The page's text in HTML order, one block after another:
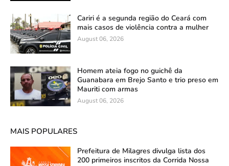
Cariri é a segunda região do Ceará com
mais casos de violência contra a mulher
August 06, 2026
Homem ateia fogo no guichê da
Guanabara em Brejo Santo e trio preso em
Mauriti com armas
August 06, 2026
MAIS POPULARES
Prefeitura de Milagres divulga lista dos
200 primeiros inscritos da Corrida Nossa